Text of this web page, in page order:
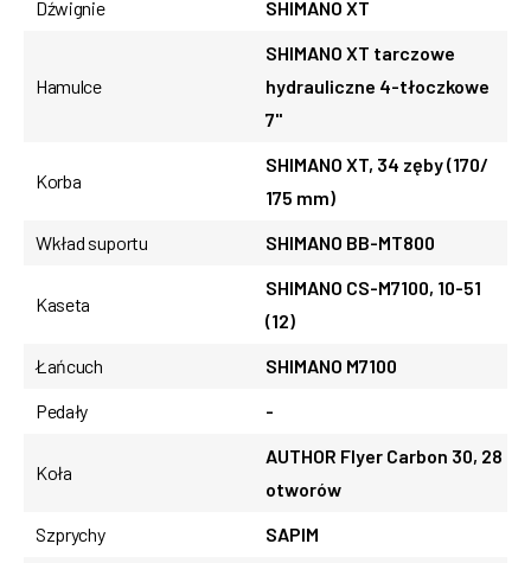
Dźwignie
SHIMANO XT
Hamulce
SHIMANO XT tarczowe
hydrauliczne 4-tłoczkowe
7"
Korba
SHIMANO XT, 34 zęby (170/
175 mm)
Wkład suportu
SHIMANO BB-MT800
Kaseta
SHIMANO CS-M7100, 10-51
(12)
Łańcuch
SHIMANO M7100
Pedały
-
Koła
AUTHOR Flyer Carbon 30, 28
otworów
Szprychy
SAPIM